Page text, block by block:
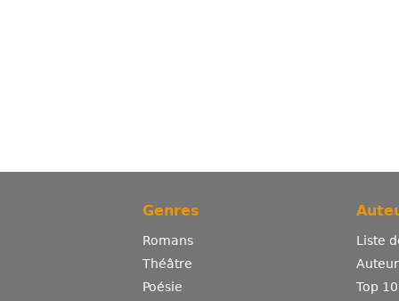
Genres
Romans
Théâtre
Poésie
Liste
Top